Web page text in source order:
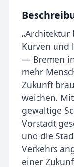
„Architektur
Kurven und
— Bremen
mehr
Zukunft
weichen.
gewaltige
Vorstadt
und die
Verkehrs
einer